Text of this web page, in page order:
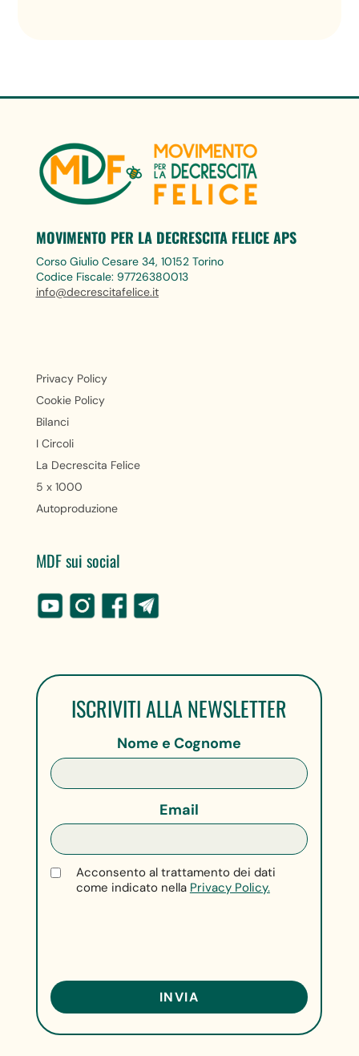
MOVIMENTO PER LA DECRESCITA FELICE APS
Corso Giulio Cesare 34, 10152 Torino
Codice Fiscale: 97726380013
info@decrescitafelice.it
Privacy Policy
Cookie Policy
Bilanci
I Circoli
La Decrescita Felice
5 x 1000
Autoproduzione
MDF sui social
ISCRIVITI ALLA NEWSLETTER
Nome e Cognome
Email
Acconsento al trattamento dei dati
come indicato nella Privacy Policy.